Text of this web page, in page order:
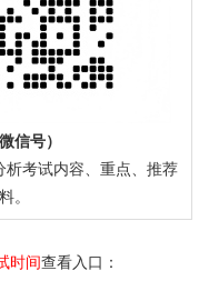
信号）
考试内容、重点、推荐
。
时间查看入口：